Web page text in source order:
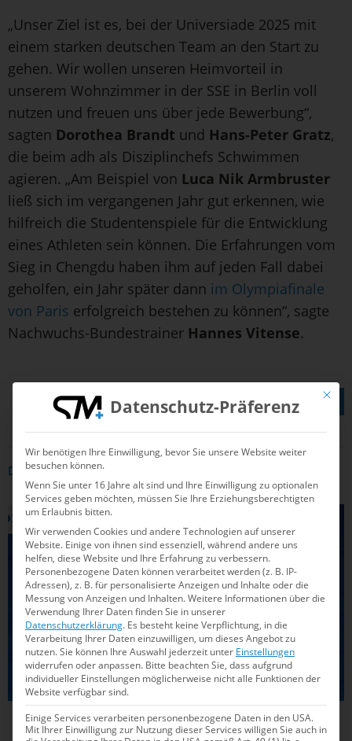
„Unser Ziel ist es, bei der Universiade 2025 mit
einem starken deutschen Team an den Start zu
gehen. Wir wollen unseren Heimvorteil in
unserem Wohnzimmer in der SSE in Berlin voll
nutzen und freuen uns über jede Bewerbung“,
sagten Dorothea Brandt und Hans-Peter Gratz,
die beim adh als Disziplinchefs Schwimmen
agieren. „Am Beispiel von Luca Nik Armbruster
ließ sich im vergangenen Jahr gut erkennen, wie
hilfreich die Studentenspiele für die Entwicklung
eines Athleten sein können. Die Erfahrungen vom
Sieg in Chengdu haben ihm auf jeden Fall dabei
geholfen, ein Jahr später dann im Olympiafinale
von Paris erfolgreich bestehen zu können“, sagte
Nachwuchs-Bundestrainer Hannes Vitense.
DAS KÖNNTE DICH AUCH INTERRESSIEREN
SCHWIMMEN
29.07.2025 16:27
Mit
Datenschutz-Präferenz
Wir benötigen Ihre Einwilligung, bevor Sie unsere Website weiter
besuchen können.
Wenn Sie unter 16 Jahre alt sind und Ihre Einwilligung zu optionalen
Services geben möchten, müssen Sie Ihre Erziehungsberechtigten
um Erlaubnis bitten.
Wir verwenden Cookies und andere Technologien auf unserer
Website. Einige von ihnen sind essenziell, während andere uns
helfen, diese Website und Ihre Erfahrung zu verbessern.
Personenbezogene Daten können verarbeitet werden (z. B. IP-
Adressen), z. B. für personalisierte Anzeigen und Inhalte oder die
Messung von Anzeigen und Inhalten.Weitere Informationen über die
Verwendung Ihrer Daten finden Sie in unserer
Datenschutzerklärung. Es besteht keine Verpflichtung, in die
Verarbeitung Ihrer Daten einzuwilligen, um dieses Angebot zu
nutzen.Sie können Ihre Auswahl jederzeit unter Einstellungen
widerrufen oder anpassen. Bitte beachten Sie, dass aufgrund
individueller Einstellungen möglicherweise nicht alle Funktionen der
Website verfügbar sind.
Einige Services verarbeiten personenbezogene Daten in den USA.
Mit Ihrer Einwilligung zur Nutzung dieser Services willigen Sie auch in